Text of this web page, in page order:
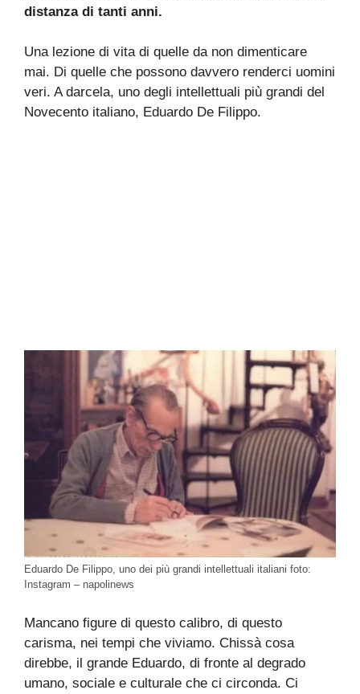
distanza di tanti anni.
Una lezione di vita di quelle da non dimenticare
mai. Di quelle che possono davvero renderci uomini
veri. A darcela, uno degli intellettuali più grandi del
Novecento italiano, Eduardo De Filippo.
Eduardo De Filippo, uno dei più grandi intellettuali italiani foto:
Instagram – napolinews
Mancano figure di questo calibro, di questo
carisma, nei tempi che viviamo. Chissà cosa
direbbe, il grande Eduardo, di fronte al degrado
umano, sociale e culturale che ci circonda. Ci